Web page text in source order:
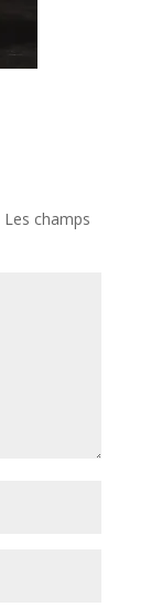
Les champs